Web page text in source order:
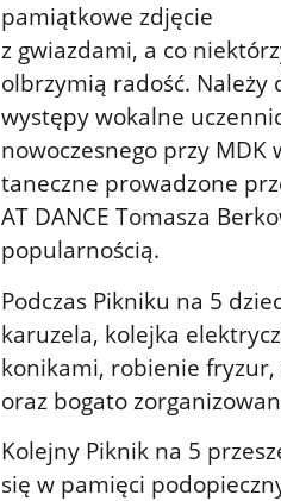
pamiątkowe zdjęcie
z gwiazdami, a co
olbrzymią radość. Należy
występy wokalne
nowoczesnego przy MDK
taneczne prowadzone
AT DANCE Tomasza
popularnością.
Podczas Pikniku na 5
karuzela, kolejka
konikami, robienie
oraz bogato
Kolejny Piknik na 5
się w pamięci